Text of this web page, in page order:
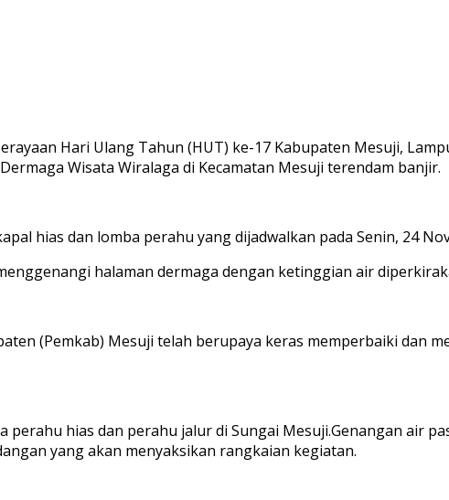
Hari Ulang Tahun (HUT) ke-17 Kabupaten Mesuji,
Wisata Wiralaga di Kecamatan Mesuji terendam banjir.
hias dan lomba perahu yang dijadwalkan pada Senin, 24
halaman dermaga dengan ketinggian air
(Pemkab) Mesuji telah berupaya keras memperbaiki dan
hias dan perahu jalur di Sungai Mesuji.Genangan air
yang akan menyaksikan rangkaian kegiatan.